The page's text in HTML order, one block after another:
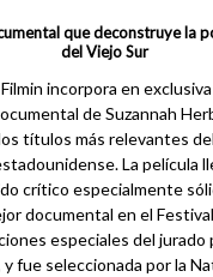
que deconstruye la
del Viejo Sur
incorpora en
de Suzannah
títulos más relevantes
La película
crítico especialmente
documental en el
especiales del jurado
fue seleccionada por la